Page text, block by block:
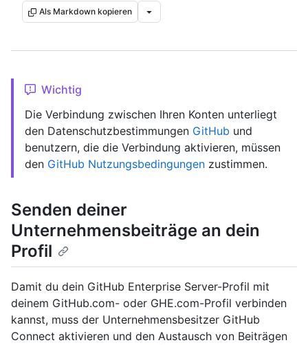
Als Markdown kopieren
Wichtig
Die Verbindung zwischen Ihren Konten unterliegt
den Datenschutzbestimmungen GitHub und
benutzern, die die Verbindung aktivieren, müssen
den GitHub Nutzungsbedingungen zustimmen.
Senden deiner
Unternehmensbeiträge an dein
Profil
Damit du dein GitHub Enterprise Server-Profil mit
deinem GitHub.com- oder GHE.com-Profil verbinden
kannst, muss der Unternehmensbesitzer GitHub
Connect aktivieren und den Austausch von Beiträgen